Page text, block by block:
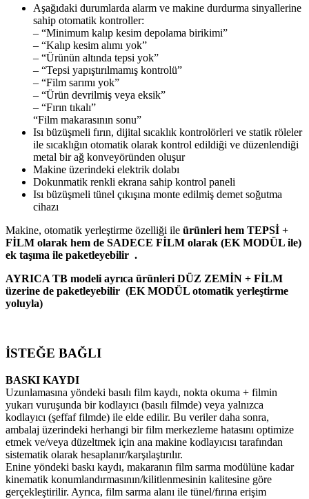
Aşağıdaki durumlarda alarm ve makine durdurma sinyallerine
sahip otomatik kontroller:
– “Minimum kalıp kesim depolama birikimi”
– “Kalıp kesim alımı yok”
– “Ürünün altında tepsi yok”
– “Tepsi yapıştırılmamış kontrolü”
– “Film sarımı yok”
– “Ürün devrilmiş veya eksik”
– “Fırın tıkalı”
“Film makarasının sonu”
Isı büzüşmeli fırın, dijital sıcaklık kontrolörleri ve statik röleler
ile sıcaklığın otomatik olarak kontrol edildiği ve düzenlendiği
metal bir ağ konveyöründen oluşur
Makine üzerindeki elektrik dolabı
Dokunmatik renkli ekrana sahip kontrol paneli
Isı büzüşmeli tünel çıkışına monte edilmiş demet soğutma
cihazı
Makine, otomatik yerleştirme özelliği ile ürünleri hem TEPSİ +
FİLM olarak hem de SADECE FİLM olarak (EK MODÜL ile)
ek taşıma ile paketleyebilir .
AYRICA TB modeli ayrıca ürünleri DÜZ ZEMİN + FİLM
üzerine de paketleyebilir (EK MODÜL otomatik yerleştirme
yoluyla)
İSTEĞE BAĞLI
BASKI KAYDI
Uzunlamasına yöndeki basılı film kaydı, nokta okuma + filmin
yukarı vuruşunda bir kodlayıcı (basılı filmde) veya yalnızca
kodlayıcı (şeffaf filmde) ile elde edilir. Bu veriler daha sonra,
ambalaj üzerindeki herhangi bir film merkezleme hatasını optimize
etmek ve/veya düzeltmek için ana makine kodlayıcısı tarafından
sistematik olarak hesaplanır/karşılaştırılır.
Enine yöndeki baskı kaydı, makaranın film sarma modülüne kadar
kinematik konumlandırmasının/kilitlenmesinin kalitesine göre
gerçekleştirilir. Ayrıca, film sarma alanı ile tünel/fırına erişim